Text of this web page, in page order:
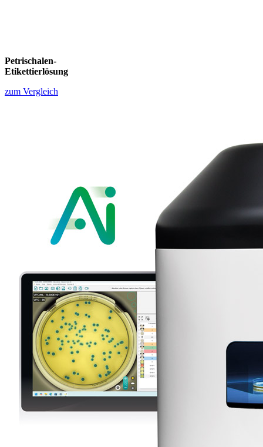
Petrischalen-
Etikettierlösung
zum Vergleich